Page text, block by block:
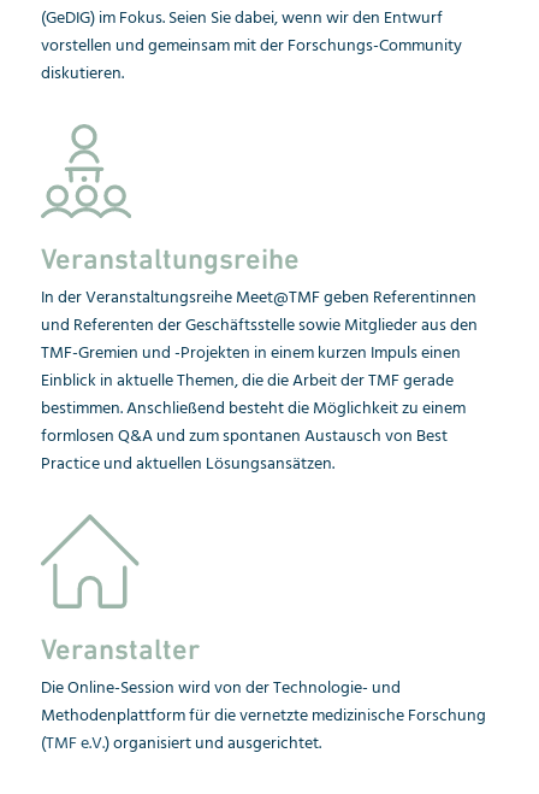
(GeDIG) im Fokus. Seien Sie dabei, wenn wir den Entwurf
vorstellen und gemeinsam mit der Forschungs-Community
diskutieren.
Veranstaltungsreihe
In der Veranstaltungsreihe Meet@TMF geben Referentinnen
und Referenten der Geschäftsstelle sowie Mitglieder aus den
TMF-Gremien und -Projekten in einem kurzen Impuls einen
Einblick in aktuelle Themen, die die Arbeit der TMF gerade
bestimmen. Anschließend besteht die Möglichkeit zu einem
formlosen Q&A und zum spontanen Austausch von Best
Practice und aktuellen Lösungsansätzen.
Veranstalter
Die Online-Session wird von der Technologie- und
Methodenplattform für die vernetzte medizinische Forschung
(TMF e.V.) organisiert und ausgerichtet.